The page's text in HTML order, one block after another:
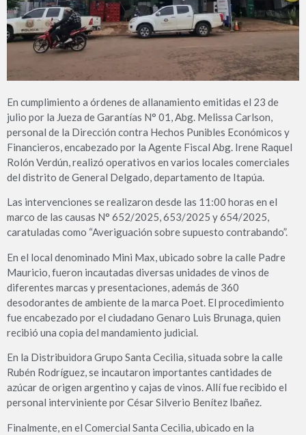
En cumplimiento a órdenes de allanamiento emitidas el 23 de
julio por la Jueza de Garantías N° 01, Abg. Melissa Carlson,
personal de la Dirección contra Hechos Punibles Económicos y
Financieros, encabezado por la Agente Fiscal Abg. Irene Raquel
Rolón Verdún, realizó operativos en varios locales comerciales
del distrito de General Delgado, departamento de Itapúa.
Las intervenciones se realizaron desde las 11:00 horas en el
marco de las causas N° 652/2025, 653/2025 y 654/2025,
caratuladas como “Averiguación sobre supuesto contrabando”.
En el local denominado Mini Max, ubicado sobre la calle Padre
Mauricio, fueron incautadas diversas unidades de vinos de
diferentes marcas y presentaciones, además de 360
desodorantes de ambiente de la marca Poet. El procedimiento
fue encabezado por el ciudadano Genaro Luis Brunaga, quien
recibió una copia del mandamiento judicial.
En la Distribuidora Grupo Santa Cecilia, situada sobre la calle
Rubén Rodríguez, se incautaron importantes cantidades de
azúcar de origen argentino y cajas de vinos. Allí fue recibido el
personal interviniente por César Silverio Benítez Ibañez.
Finalmente, en el Comercial Santa Cecilia, ubicado en la